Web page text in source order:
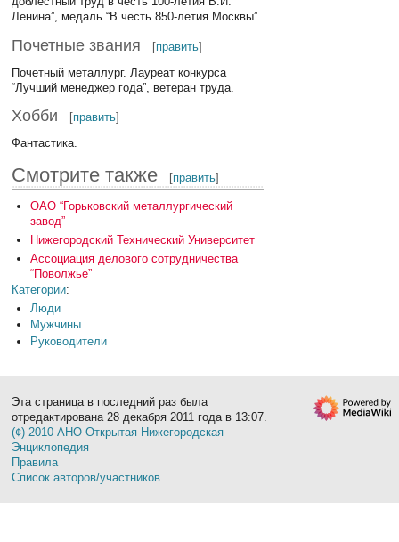
Ленина”, медаль “В честь 850-летия Москвы”.
Почетные звания [править]
Почетный металлург. Лауреат конкурса
“Лучший менеджер года”, ветеран труда.
Хобби [править]
Фантастика.
Смотрите также [править]
ОАО “Горьковский металлургический
завод”
Нижегородский Технический Университет
Ассоциация делового сотрудничества
“Поволжье”
Категории:
Люди
Мужчины
Руководители
Эта страница в последний раз была
отредактирована 28 декабря 2011 года в 13:07.
(¢) 2010 АНО Открытая Нижегородская
Энциклопедия
Правила
Список авторов/участников